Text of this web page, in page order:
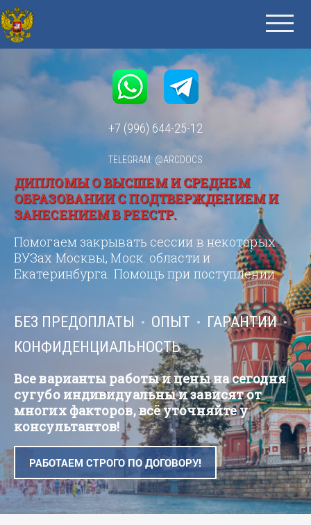
+7 (996) 644-25-12
TELEGRAM: @ARCDOCS
ДИПЛОМЫ О ВЫСШЕМ И СРЕДНЕМ
ОБРАЗОВАНИИ С ПОДТВЕРЖДЕНИЕМ И
ЗАНЕСЕНИЕМ В РЕЕСТР.
Помогаем закрывать сессии в некоторых
ВУЗах Москвы, Моск. области и
Екатеринбурга. Помощь при поступлении.
БЕЗ ПРЕДОПЛАТЫ ОПЫТ
ГАРАНТИИ
КОНФИДЕНЦИАЛЬНОСТЬ
Все варианты работы и цены на сегодня
сугубо индивидуальны и зависят от
многих факторов, всё уточняйте у
консультантов!
РАБОТАЕМ СТРОГО ПО ДОГОВОРУ!